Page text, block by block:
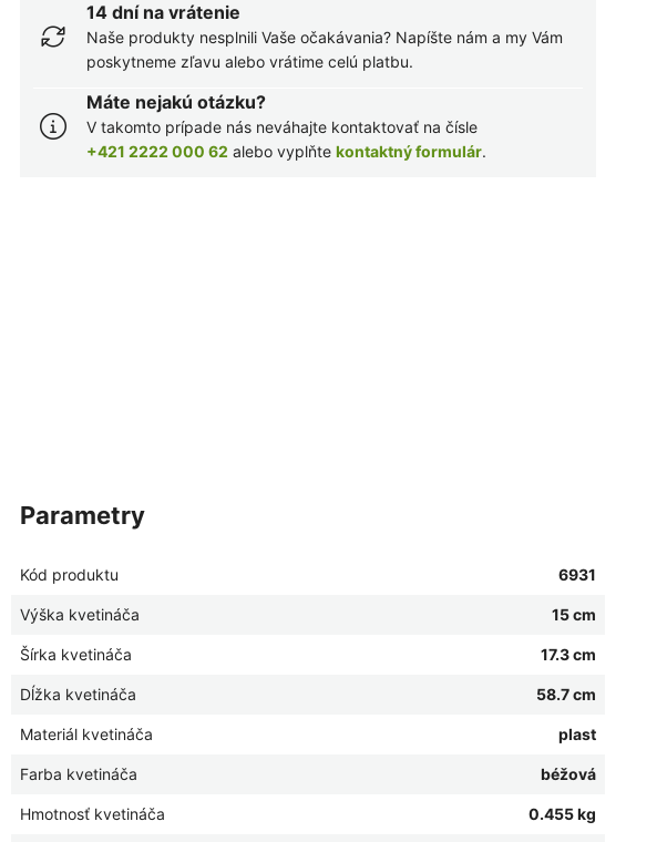
14 dní na vrátenie
Naše produkty nesplnili Vaše očakávania? Napíšte nám a my Vám
poskytneme zľavu alebo vrátime celú platbu.
Máte nejakú otázku?
V takomto prípade nás neváhajte kontaktovať na čísle
+421 2222 000 62 alebo vyplňte kontaktný formulár.
parametry
Kód produktu 6931
Výška kvetináča 15 cm
Šírka kvetináča 17.3 cm
Dĺžka kvetináča 58.7 cm
Materiál kvetináča plast
Farba kvetináča béžová
Hmotnosť kvetináča 0.455 kg